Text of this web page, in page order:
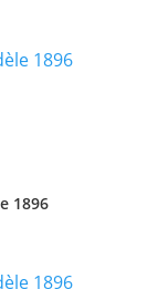
1896